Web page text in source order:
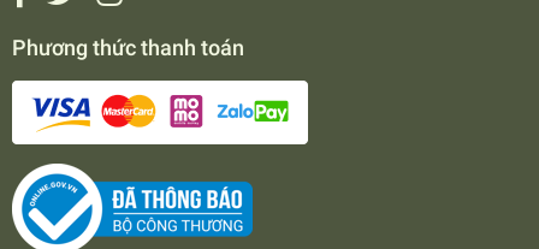
Phương thức thanh toán